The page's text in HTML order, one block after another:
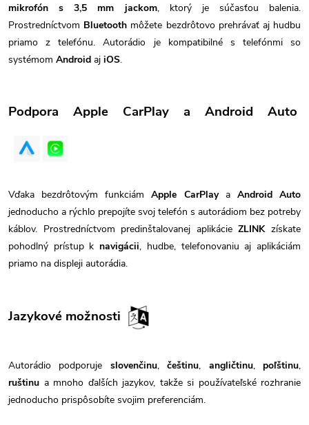
mikrofón s 3,5 mm jackom, ktorý je súčasťou balenia.
Prostredníctvom Bluetooth môžete bezdrôtovo prehrávať aj hudbu
priamo z telefónu. Autorádio je kompatibilné s telefónmi so
systémom Android aj iOS.
Podpora Apple CarPlay a Android Auto
Vďaka bezdrôtovým funkciámApple CarPlaya Android Auto
jednoducho a rýchlo prepojíte svoj telefón s autorádiom bez potreby
káblov. Prostredníctvom predinštalovanej aplikácieZLINKzískate
pohodlný prístup knavigácii, hudbe, telefonovaniu aj aplikáciám
priamo na displeji autorádia.
Jazykové možnosti
Autorádio podporuje slovenčinu,češtinu, angličtinu,poľštinu,
ruštinu a mnoho ďalších jazykov, takže si používateľské rozhranie
jednoducho prispôsobíte svojim preferenciám.